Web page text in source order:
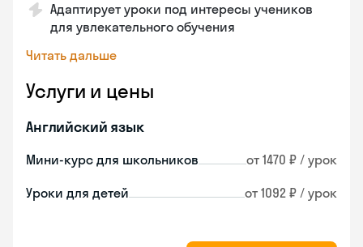
Адаптирует уроки под интересы учеников
для увлекательного обучения
Читать дальше
Услуги и цены
Английский язык
Мини-курс для школьников от 1470 ₽ / урок
Уроки для детей от 1092 ₽ / урок